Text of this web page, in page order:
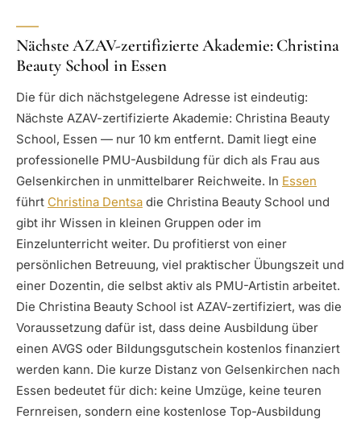
Nächste AZAV-zertifizierte Akademie: Christina
Beauty School in Essen
Die für dich nächstgelegene Adresse ist eindeutig:
Nächste AZAV-zertifizierte Akademie: Christina Beauty
School, Essen — nur 10 km entfernt. Damit liegt eine
professionelle PMU-Ausbildung für dich als Frau aus
Gelsenkirchen in unmittelbarer Reichweite. In Essen
führt Christina Dentsa die Christina Beauty School und
gibt ihr Wissen in kleinen Gruppen oder im
Einzelunterricht weiter. Du profitierst von einer
persönlichen Betreuung, viel praktischer Übungszeit und
einer Dozentin, die selbst aktiv als PMU-Artistin arbeitet.
Die Christina Beauty School ist AZAV-zertifiziert, was die
Voraussetzung dafür ist, dass deine Ausbildung über
einen AVGS oder Bildungsgutschein kostenlos finanziert
werden kann. Die kurze Distanz von Gelsenkirchen nach
Essen bedeutet für dich: keine Umzüge, keine teuren
Fernreisen, sondern eine kostenlose Top-Ausbildung